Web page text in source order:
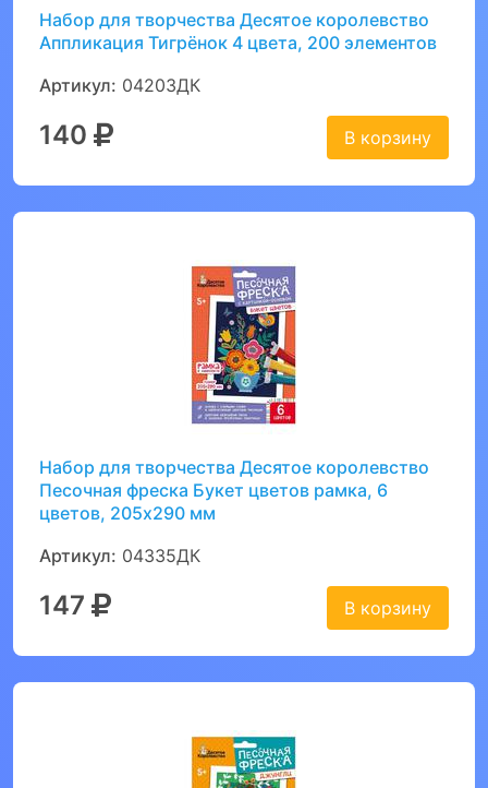
Набор для творчества Десятое королевство
Аппликация Тигрёнок 4 цвета, 200 элементов
Артикул: 04203ДК
140 В корзину
Набор для творчества Десятое королевство
Песочная фреска Букет цветов рамка, 6
цветов, 205х290 мм
Артикул: 04335ДК
147 В корзину